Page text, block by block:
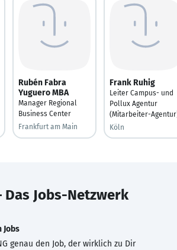
Rubén Fabra
Yuguero MBA
Manager Regional
Business Center
Frankfurt am Main
Frank Ruhig
Leiter Campus- und
Pollux Agentur
(Mitarbeiter-
Köln
Das Jobs-Netzwerk
Jobs
genau den Job, der wirklich zu Dir